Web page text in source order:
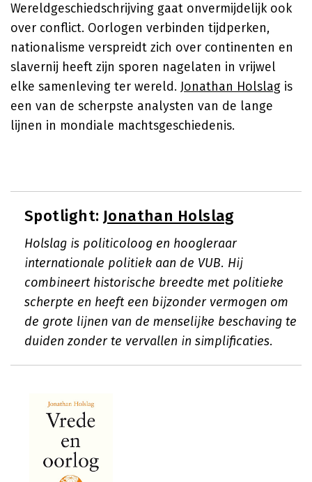
Wereldgeschiedschrijving gaat onvermijdelijk ook
over conflict. Oorlogen verbinden tijdperken,
nationalisme verspreidt zich over continenten en
slavernij heeft zijn sporen nagelaten in vrijwel
elke samenleving ter wereld. Jonathan Holslag is
een van de scherpste analysten van de lange
lijnen in mondiale machtsgeschiedenis.
Spotlight: Jonathan Holslag
Holslag is politicoloog en hoogleraar
internationale politiek aan de VUB. Hij
combineert historische breedte met politieke
scherpte en heeft een bijzonder vermogen om
de grote lijnen van de menselijke beschaving te
duiden zonder te vervallen in simplificaties.